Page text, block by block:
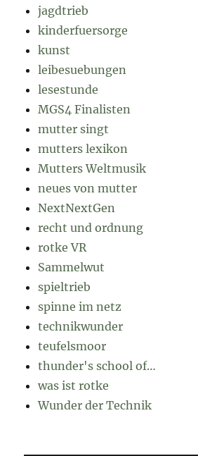
jagdtrieb
kinderfuersorge
kunst
leibesuebungen
lesestunde
MGS4 Finalisten
mutter singt
mutters lexikon
Mutters Weltmusik
neues von mutter
NextNextGen
recht und ordnung
rotke VR
Sammelwut
spieltrieb
spinne im netz
technikwunder
teufelsmoor
thunder's school of…
was ist rotke
Wunder der Technik